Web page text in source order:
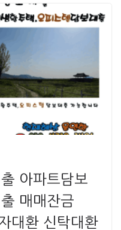
아파트담보
매매잔금
대환 신탁대환